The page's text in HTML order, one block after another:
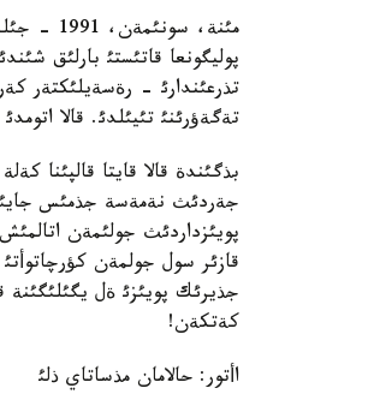
پوليگونعا قاتئستئ بارلئق
تذرعئندارئ - رةسةيلئكتةر
تةگةؤرئنئ تئيئلدئ. قالا
بذگئندة قالا قايتا قالپئنا
جةردئث نةمةسة جذمئس
پويئزداردئث جولئمةن
قازئر سول جولمةن كؤرچاتوأتئ
جذيرئك پويئزئ ةل يگئلئگئنة
كةتكةن!
اأتور: حالامان مذساتاي ذلئ